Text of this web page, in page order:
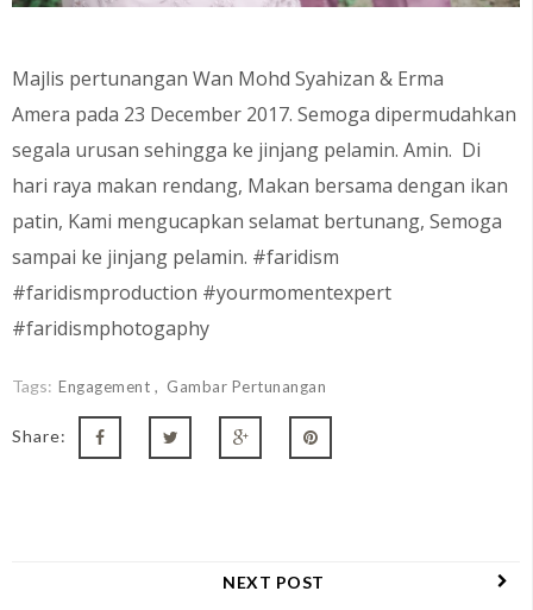
Majlis pertunangan Wan Mohd Syahizan & Erma
Amera pada 23 December 2017. Semoga dipermudahkan
segala urusan sehingga ke jinjang pelamin. Amin. Di
hari raya makan rendang, Makan bersama dengan ikan
patin, Kami mengucapkan selamat bertunang, Semoga
sampai ke jinjang pelamin. #faridism
#faridismproduction #yourmomentexpert
#faridismphotogaphy
Tags: Engagement Gambar Pertunangan
Share:
NEXT POST